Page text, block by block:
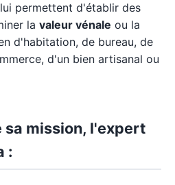
permettent d'établir des
la valeur vénale ou la
d'habitation, de bureau, de
d'un bien artisanal ou
sa mission, l'expert
: